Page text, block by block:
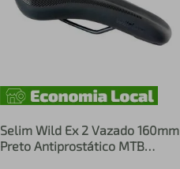
Selim Wild Ex 2 Vazado 160mm
Preto Antiprostático MTB